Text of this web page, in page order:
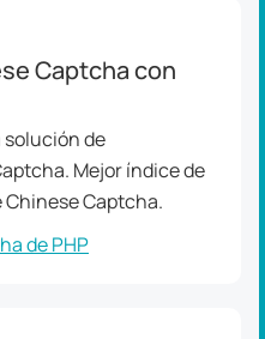
Captcha con
solución de
Mejor índice de
Captcha.
de PHP